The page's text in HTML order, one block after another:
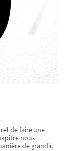
de faire une
nous
de grandir,